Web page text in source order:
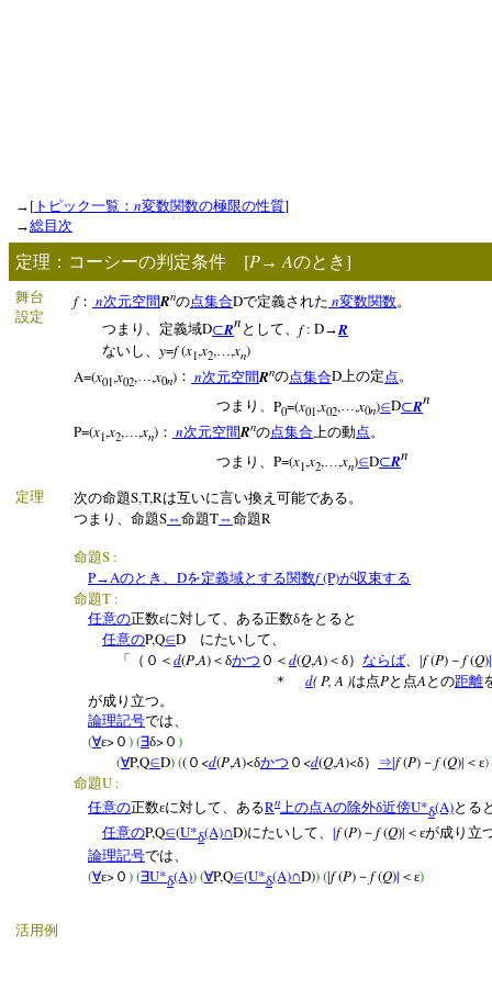
→ [ トピック一覧： n変数関数の極限の性質]
→総目次
定理：コーシーの判定条件 [P→ Aのとき]
舞台
設定
f： n次元空間Rnの点集合Dで定義された n変数関数。
つまり、定義域D⊂Rn として、 f: D→R
ないし、 y=f(x1,x2, ,xn)
A=(x01,x02,…,x0n) ： n次元空間Rnの点集合D上の定 点。
つまり、 P0=(x01,x02,…,x0n)∈D⊂Rn
P=(x1,x2,…,xn) ： n次元空間Rnの点集合上の動点。
つまり、 P=(x1,x2,…,xn)∈D⊂Rn
定理 次の命題S,T,Rは互いに言い換え可能である。
つまり、命題S ⇔ 命題T ⇔ 命題R
命題S :
P→Aのとき、 Dを定義域とする関数f(P)が収束する
命題T :
任意の正数εに対して、ある正数δをとると
任意のP,Q∈D にたいして、
「（０＜ d(P,A) ＜δかつ ０＜ d(Q,A) ＜δ） ならば、 |f(P) － f(Q)|
＊ d( P, A )は点Pと点A との距離
が成り立つ。
論理記号では、
(∀ε> ０ ) (∃δ> ０ )
(∀P,Q∈D) (( ０ <d(P,A)<δかつ ０ <d(Q,A)<δ） ⇒|f(P) － f(Q)| ＜ε)
命題U :
任意の正数εに対して、あるRn上の点Aの除外δ近傍U*δ(A)とる
任意のP,Q∈(U*δ(A)∩D)にたいして、 |f(P) － f(Q)| ＜εが成り立
論理記号では、
(∀ε> ０ ) (∃U*δ(A))(∀P,Q∈(U*δ(A)∩D)) (|f(P) － f(Q)| ＜ε)
活用例